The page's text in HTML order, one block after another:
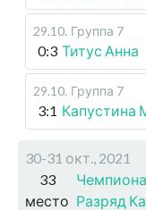
29.10. Группа 7
0:3 Титус Анна
29.10. Группа 7
3:1 Капустина
30-31 окт., 2021
33
место Разряд